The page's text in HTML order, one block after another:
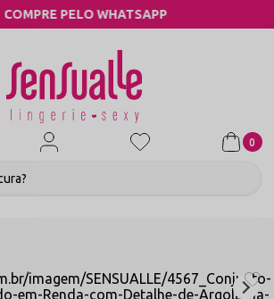
COMPRE PELO WHATSAPP
0